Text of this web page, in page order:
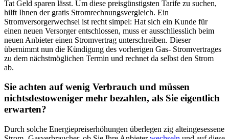
Tat Geld sparen lässt. Um diese preisgünstigsten Tarife zu suchen,
hilft Ihnen der gratis Stromrechnungsvergleich. Ein
Stromversorgerwechsel ist recht simpel: Hat sich ein Kunde für
einen neuen Versorger entschlossen, muss er ausschliesslich beim
neuen Anbieter einen Stromvertrag unterschreiben. Dieser
übernimmt nun die Kündigung des vorherigen Gas- Stromvertrages
zu dem nächstmöglichen Termin und rechnet da selbst den Strom
ab.
Sie achten auf wenig Verbrauch und müssen
nichtsdestoweniger mehr bezahlen, als Sie eigentlich
erwarten?
Durch solche Energiepreiserhöhungen überlegen zig alteingesessene